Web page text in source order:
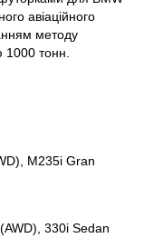
авіаційного
методу
1000 тонн.
M235i Gran
330i Sedan